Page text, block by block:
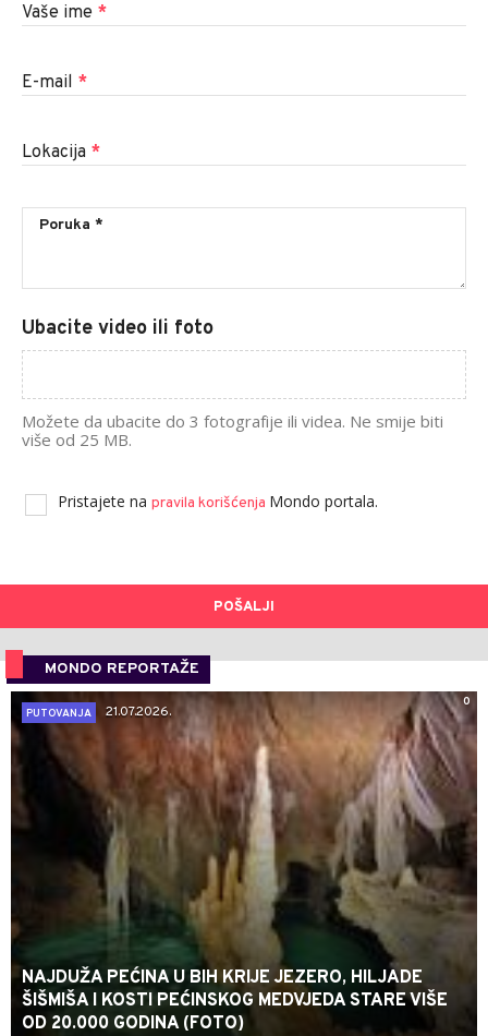
Vaše ime *
E-mail *
Lokacija *
Ubacite video ili foto
Možete da ubacite do 3 fotografije ili videa. Ne smije biti
više od 25 MB.
Pristajete na pravila korišćenja Mondo portala.
POŠALJI
MONDO REPORTAŽE
0
PUTOVANJA
21.07.2026.
NAJDUŽA PEĆINA U BIH KRIJE JEZERO, HILJADE
ŠIŠMIŠA I KOSTI PEĆINSKOG MEDVJEDA STARE VIŠE
OD 20.000 GODINA (FOTO)